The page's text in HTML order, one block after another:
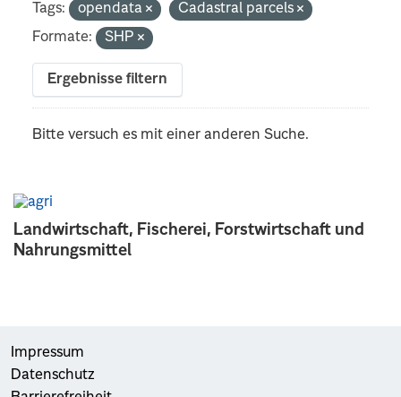
Landwirtschaft, Fischerei, Forstwirtschaft und
Nahrungsmittel
Tags: opendata
Cadastral parcels
Formate:
SHP
Ergebnisse filtern
Bitte versuch es mit einer anderen Suche.
Impressum
Datenschutz